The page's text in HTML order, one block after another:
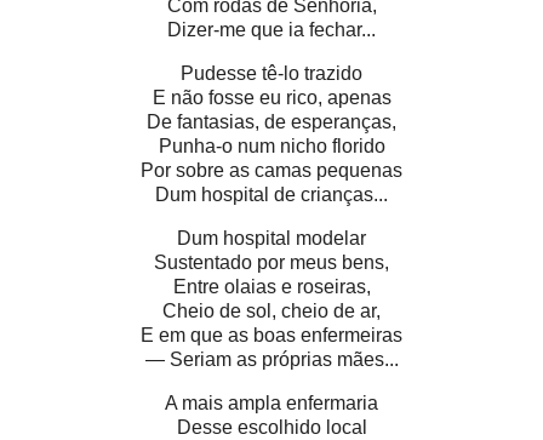
Com rodas de Senhoria,
Dizer-me que ia fechar...
Pudesse tê-lo trazido
E não fosse eu rico, apenas
De fantasias, de esperanças,
Punha-o num nicho florido
Por sobre as camas pequenas
Dum hospital de crianças...
Dum hospital modelar
Sustentado por meus bens,
Entre olaias e roseiras,
Cheio de sol, cheio de ar,
E em que as boas enfermeiras
— Seriam as próprias mães...
A mais ampla enfermaria
Desse escolhido local